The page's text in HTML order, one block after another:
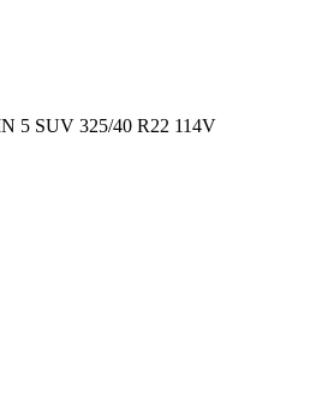
5 SUV 325/40 R22 114V